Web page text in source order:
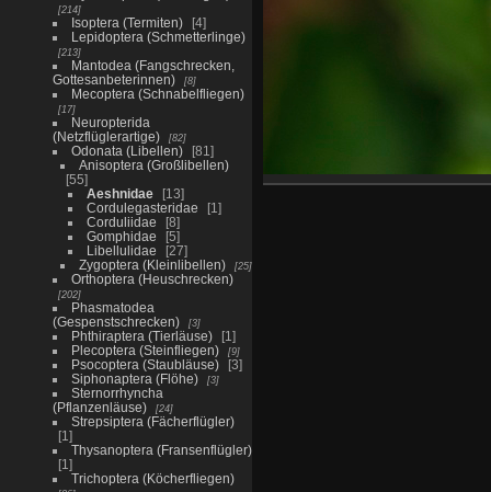
214
Isoptera (Termiten)
4
Lepidoptera (Schmetterlinge)
213
Mantodea (Fangschrecken,
Gottesanbeterinnen)
8
Mecoptera (Schnabelfliegen)
17
Neuropterida
(Netzflüglerartige)
82
Odonata (Libellen)
81
Anisoptera (Großlibellen)
55
Aeshnidae
13
Cordulegasteridae
1
Corduliidae
8
Gomphidae
5
Libellulidae
27
Zygoptera (Kleinlibellen)
25
Orthoptera (Heuschrecken)
202
Phasmatodea
(Gespenstschrecken)
3
Phthiraptera (Tierläuse)
1
Plecoptera (Steinfliegen)
9
Psocoptera (Staubläuse)
3
Siphonaptera (Flöhe)
3
Sternorrhyncha
(Pflanzenläuse)
24
Strepsiptera (Fächerflügler)
1
Thysanoptera (Fransenflügler)
1
Trichoptera (Köcherfliegen)